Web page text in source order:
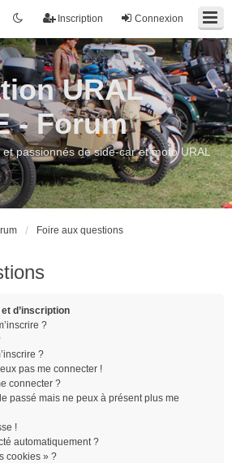
Connexion
Inscription
URAL
- Forum
passionnés de side-car et moto URAL
Foire aux questions
d’inscription
?
?
pas me connecter !
connecter ?
passé mais ne peux à présent plus me
!
automatiquement ?
cookies » ?